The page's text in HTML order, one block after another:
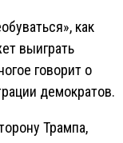
как
выиграть
говорит о
демократов.
Трампа,